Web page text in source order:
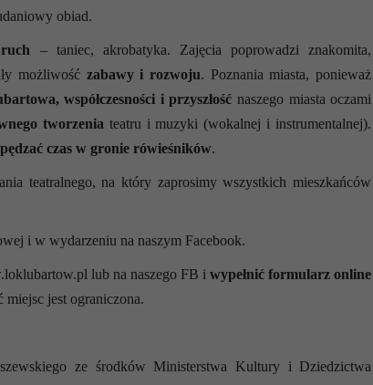
obiad.
– taniec, akrobatyka. Zajęcia poprowadzi znakomita,
możliwość zabawy i rozwoju. Poznania miasta, ponieważ
współczesności i przyszłość naszego miasta oczami
tworzenia teatru i muzyki (wokalnej i instrumentalnej).
czas w gronie rówieśników.
teatralnego, na który zaprosimy wszystkich mieszkańców
i w wydarzeniu na naszym Facebook.
lub na naszego FB iwypełnić formularz online
jest ograniczona.
ze środków Ministerstwa Kultury i Dziedzictwa